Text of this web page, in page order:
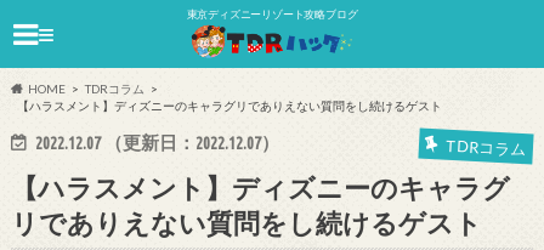
東京ディズニーリゾート攻略ブログ
≡
HOME
TDRコラム
【ハラスメント】ディズニーのキャラグリでありえない質問をし続けるゲスト
2022.12.07（更新日： 2022.12.07） TDRコラム
【ハラスメント】ディズニーのキャラグ
リでありえない質問をし続けるゲスト